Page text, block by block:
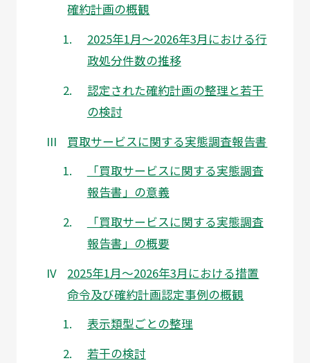
確約計画の概観
2025年1月～2026年3月における行
政処分件数の推移
認定された確約計画の整理と若干
の検討
買取サービスに関する実態調査報告書
「買取サービスに関する実態調査
報告書」の意義
「買取サービスに関する実態調査
報告書」の概要
2025年1月～2026年3月における措置
命令及び確約計画認定事例の概観
表示類型ごとの整理
若干の検討